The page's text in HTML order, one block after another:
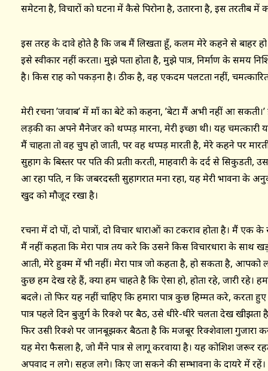
समेटना है, विचारों को घटना में कैसे पिरोना है, उतारना है, इस तरतीब
इस तरह के दावे होते है कि जब मैं लिखता हूँ, कलम मेरे कहने से बाहर हो
इसे स्वीकार नहीं करता। मुझे पता होता है, मुझे पात्र, निर्माण के समय
है। किस राह को पकड़ना है। ठीक है, वह एकदम पलटता नहीं,
मेरी रचना ’जवाब’ में माँ का बेटे को कहना, ’बेटा मैं अभी नहीं आ सकती।’
लड़की का अपने मैनेजर को थप्पड़ मारना, मेरी इच्छा थी। यह
मैं चाहता तो वह चुप हो जाती, पर वह थप्पड़ मारती है, मेरे कहने पर मारती
सुहाग के बिस्तर पर पति की प्रतीक्षा करती, माहवारी के दर्द से
आ रहा पति, न कि जबरदस्ती सुहागरात मना रहा, यह मेरी भावना
खुद को मौजूद रखा है।
रचना में दो पक्षों, दो पात्रों, दो विचार धाराओं का टकराव होता है। मैं
मैं नहीं कहता कि मेरा पात्र तय करे कि उसने किस विचारधारा के साथ
आती, मेरे हुक्म में भी नहीं। मेरा पात्र जो कहता है, हो सकता है, आपको
कुछ हम देख रहे हैं, क्या हम चाहते है कि ऐसा हो, होता रहे, जारी रहे।
बदले। तो फिर यह नहीं चाहिए कि हमारा पात्र कुछ हिम्मत करे, करता
पात्र पहले दिन बुजुर्ग के रिक्शे पर बैठ, उसे धीरे-धीरे चलता देख खीझता
फिर उसी रिक्शे पर जानबूझकर बैठता है कि मजबूर रिक्शेवाला गुजारा
यह मेरा फैसला है, जो मैंने पात्र से लागू करवाया है। यह कोशिश जरूर
अपवाद न लगे। सहज लगे। किए जा सकने की सम्भावना के दायरे में रहें।